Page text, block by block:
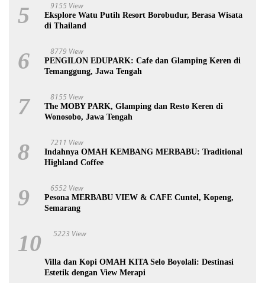
5 9155 View
Eksplore Watu Putih Resort Borobudur, Berasa Wisata
di Thailand
6 8779 View
PENGILON EDUPARK: Cafe dan Glamping Keren di
Temanggung, Jawa Tengah
7 8155 View
The MOBY PARK, Glamping dan Resto Keren di
Wonosobo, Jawa Tengah
8 7211 View
Indahnya OMAH KEMBANG MERBABU: Traditional
Highland Coffee
9 6552 View
Pesona MERBABU VIEW & CAFE Cuntel, Kopeng,
Semarang
10 5223 View
Villa dan Kopi OMAH KITA Selo Boyolali: Destinasi
Estetik dengan View Merapi